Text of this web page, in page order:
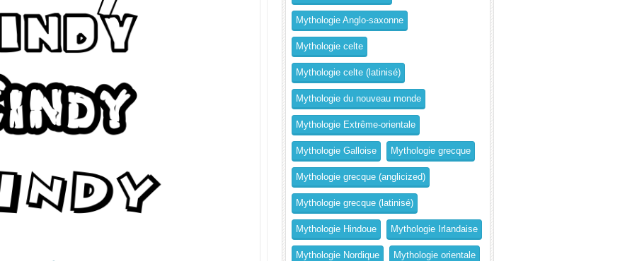
Mythologie Anglo-saxonne
Mythologie celte
Mythologie celte (latinisé)
Mythologie du nouveau monde
Mythologie Extrême-orientale
Mythologie Galloise Mythologie grecque
Mythologie grecque (anglicized)
Mythologie grecque (latinisé)
Mythologie Hindoue Mythologie Irlandaise
Mythologie Nordique Mythologie orientale